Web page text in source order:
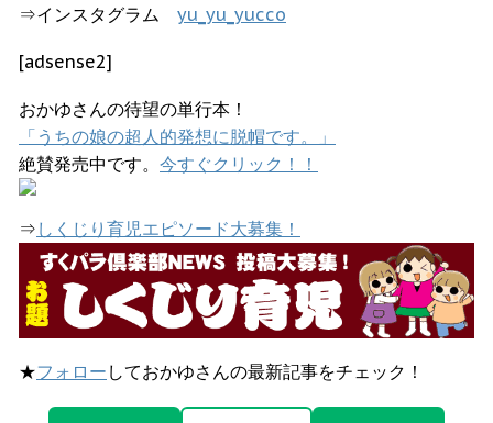
⇒インスタグラム yu_yu_yucco
[adsense2]
おかゆさんの待望の単行本！
「うちの娘の超人的発想に脱帽です。」
絶賛発売中です。 今すぐクリック！！
⇒ しくじり育児エピソード大募集！
★フォロー しておかゆさんの最新記事をチェック！